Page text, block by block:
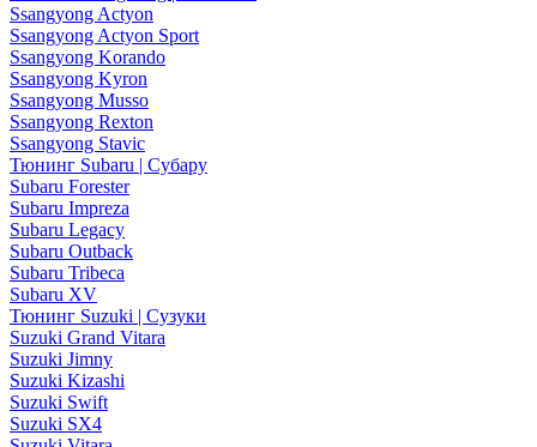
Ssangyong Actyon
Ssangyong Actyon Sport
Ssangyong Korando
Ssangyong Kyron
Ssangyong Musso
Ssangyong Rexton
Ssangyong Stavic
Тюнинг Subaru | Субару
Subaru Forester
Subaru Impreza
Subaru Legacy
Subaru Outback
Subaru Tribeca
Subaru XV
Тюнинг Suzuki | Сузуки
Suzuki Grand Vitara
Suzuki Jimny
Suzuki Kizashi
Suzuki Swift
Suzuki SX4